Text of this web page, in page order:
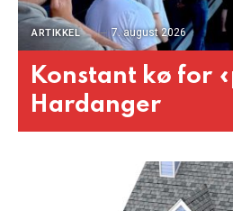
ARTIKKEL 7. august 2026
Konstant kø for
Hardanger